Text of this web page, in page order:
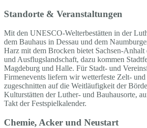
Standorte & Veranstaltungen
Mit den UNESCO-Welterbestätten in der
dem Bauhaus in Dessau und dem
Harz mit dem Brocken bietet Sachsen-
und Ausflugslandschaft, dazu kommen
Magdeburg und Halle. Für Stadt- und
Firmenevents liefern wir wetterfeste Zelt-
zugeschnitten auf die Weitläufigkeit der
Kulturstätten der Luther- und Bauhausorte,
Takt der Festspielkalender.
Chemie, Acker und Neustart